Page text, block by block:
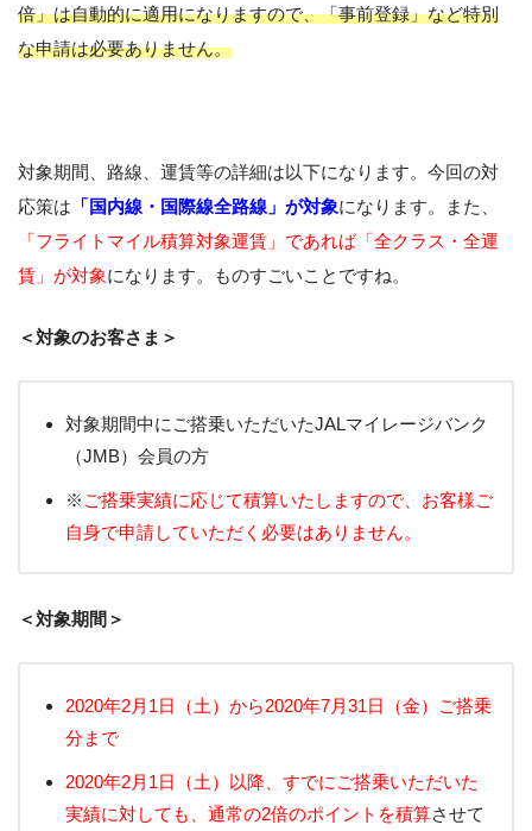
倍」は自動的に適用になりますので、「事前登録」など特別
な申請は必要ありません。
対象期間、路線、運賃等の詳細は以下になります。今回の対
応策は 「国内線・国際線全路線」が対象になります。また、
「フライトマイル積算対象運賃」であれば「全クラス・全運
賃」が対象になります。ものすごいことですね。
＜対象のお客さま＞
対象期間中にご搭乗いただいたJALマイレージバンク
（JMB）会員の方
※ ご搭乗実績に応じて積算いたしますので、お客様ご
自身で申請していただく必要はありません。
＜対象期間＞
2020年2月1日（土）から2020年7月31日（金）ご搭乗
分まで
2020年2月1日（土）以降、すでにご搭乗いただいた
実績に対しても、通常の2倍のポイントを積算させて